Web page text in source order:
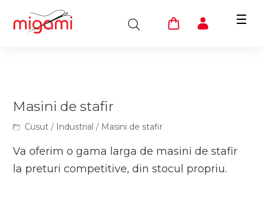
☰
Masini de stafir
Cusut / Industrial / Masini de stafir
Va oferim o gama larga de masini de stafir
la preturi competitive, din stocul propriu.